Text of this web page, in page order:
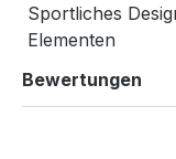
Sportliches
Elementen
Bewertungen